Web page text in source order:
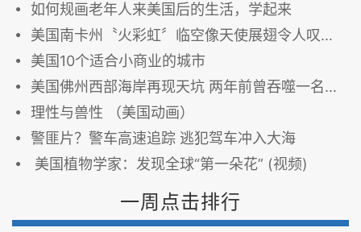
如何规画老年人来美国后的生活，学起来
美国南卡州〝火彩虹〞临空像天使展翅令人叹为观止
美国10个适合小商业的城市
美国佛州西部海岸再现天坑 两年前曾吞噬一名男子
理性与兽性 （美国动画）
警匪片？警车高速追踪 逃犯驾车冲入大海
美国植物学家：发现全球“第一朵花” (视频)
一周点击排行